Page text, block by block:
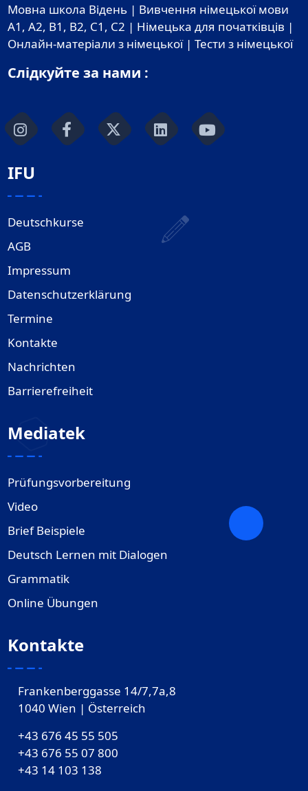
Мовна школа Відень | Вивчення німецької мови
A1, A2, B1, B2, C1, C2 | Німецька для початківців |
Онлайн-матеріали з німецької | Тести з німецької
Слідкуйте за нами :
IFU
Deutschkurse
AGB
Impressum
Datenschutzerklärung
Termine
Kontakte
Nachrichten
Barrierefreiheit
Mediatek
Prüfungsvorbereitung
Video
Brief Beispiele
Deutsch Lernen mit Dialogen
Grammatik
Online Übungen
Kontakte
Frankenberggasse 14/7,7a,8
1040 Wien | Österreich
+43 676 45 55 505
+43 676 55 07 800
‎+43 14 103 138